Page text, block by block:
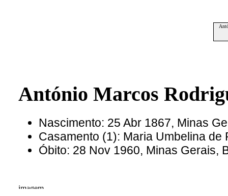
António Marcos
Nascimento: 25 Abr 1867, Minas
Casamento (1): Maria Umbelina de
Óbito: 28 Nov 1960, Minas Gerais,